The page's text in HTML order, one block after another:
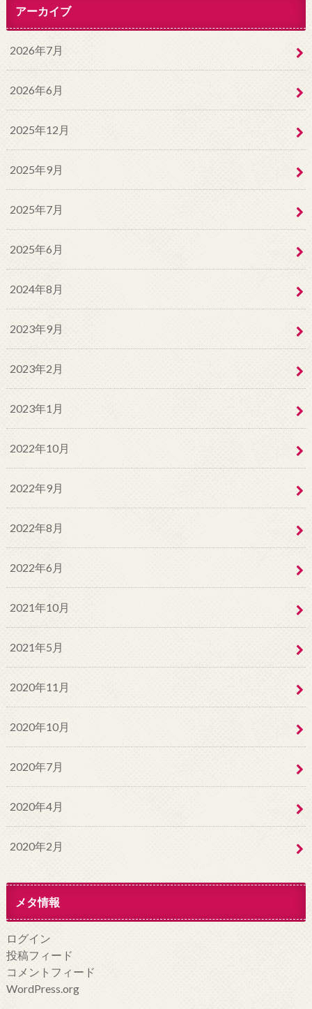
アーカイブ
2026年7月
2026年6月
2025年12月
2025年9月
2025年7月
2025年6月
2024年8月
2023年9月
2023年2月
2023年1月
2022年10月
2022年9月
2022年8月
2022年6月
2021年10月
2021年5月
2020年11月
2020年10月
2020年7月
2020年4月
2020年2月
メタ情報
ログイン
投稿フィード
コメントフィード
WordPress.org